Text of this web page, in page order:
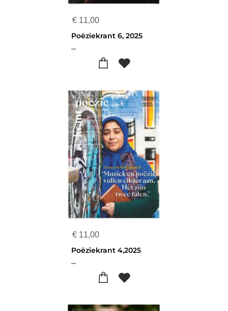
€ 11,00
Poëziekrant 6, 2025
...
€ 11,00
Poëziekrant 4,2025
...